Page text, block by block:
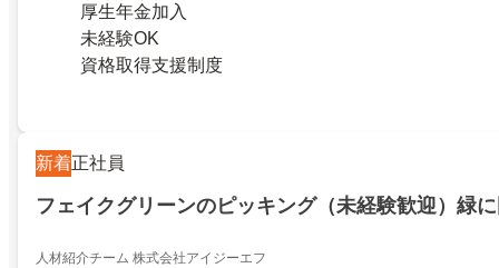
厚生年金加入
未経験OK
資格取得支援制度
新着正社員
フェイクグリーンのピッキング（未経験歓迎）緑
人材紹介チーム 株式会社アイジーエフ